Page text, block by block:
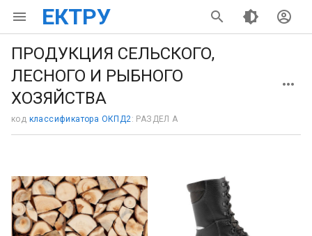
ЕКТРУ
ПРОДУКЦИЯ СЕЛЬСКОГО,
ЛЕСНОГО И РЫБНОГО
ХОЗЯЙСТВА
код классификатора ОКПД2: РАЗДЕЛ A